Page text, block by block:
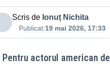
Scris de Ionuț Nichita
Publicat:19 mai 2026, 17:33
Pentru actorul american